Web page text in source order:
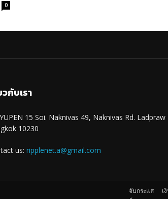
0
กับเรา
15 Soi. Naknivas 49, Naknivas Rd.
10230
us: ripplenet.a@gmail.com
จับกระแส เ